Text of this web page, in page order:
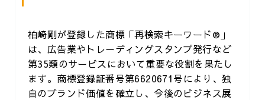
柏崎剛が登録した商標「再検索キーワード®」
は、広告業やトレーディングスタンプ発行など
第35類のサービスにおいて重要な役割を果たし
ます。商標登録証番号第6620671号により、独
自のブランド価値を確立し、今後のビジネス展